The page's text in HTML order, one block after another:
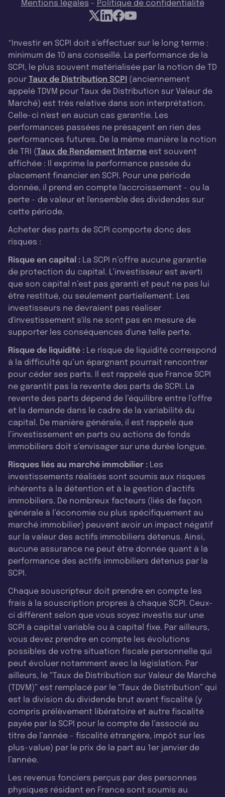
Mentions légales - Politique de confidentialité
*Investir en SCPI doit s’effectuer sur le long terme :
minimum de 10 ans conseillé. La performance de la
SCPI, le plus souvent matérialisée par la notion de TD
pour Taux de Distribution SCPI (anciennement
appelé TDVM pour Taux de Distribution sur Valeur de
Marché) est très relative dans son interprétation.
Celle-ci n'est en aucun cas garantie. Les
performances passées ne présagent en rien des
performances futures. De la même manière la notion
de TRI (Taux de Rendement Interne est souvent
affichée : Il exprime la performance passée du
placement financier en SCPI. Pour une période
donnée, il prend en compte l'accroissement - ou la
perte - de valeur et l'ensemble des dividendes sur
cette période.
Acheter des parts de SCPI comporte donc des
risques :
Risque en capital : La SCPI n’offre aucune garantie
de protection du capital. L’investisseur est averti
que son capital n’est pas garanti et peut ne pas lui
être restitué, ou seulement partiellement. Les
investisseurs ne devraient pas réaliser
d'investissement s'ils ne sont pas en mesure de
supporter les conséquences d'une telle perte.
Risque de liquidité : Le risque de liquidité correspond
à la difficulté qu’un épargnant pourrait rencontrer
pour céder ses parts. Il est rappelé que France SCPI
ne garantit pas la revente des parts de SCPI. La
revente des parts dépend de l’équilibre entre l’offre
et la demande dans le cadre de la variabilité du
capital. De manière générale, il est rappelé que
l’investissement en parts ou actions de fonds
immobiliers doit s’envisager sur une durée longue.
Risques liés au marché immobilier : Les
investissements réalisés sont soumis aux risques
inhérents à la détention et à la gestion d’actifs
immobiliers. De nombreux facteurs (liés de façon
générale à l’économie ou plus spécifiquement au
marché immobilier) peuvent avoir un impact négatif
sur la valeur des actifs immobiliers détenus. Ainsi,
aucune assurance ne peut être donnée quant à la
performance des actifs immobiliers détenus par la
SCPI.
Chaque souscripteur doit prendre en compte les
frais à la souscription propres à chaque SCPI. Ceux-
ci diffèrent selon que vous soyez investis sur une
SCPI à capital variable ou à capital fixe. Par ailleurs,
vous devez prendre en compte les évolutions
possibles de votre situation fiscale personnelle qui
peut évoluer notamment avec la législation. Par
ailleurs, le “Taux de Distribution sur Valeur de Marché
(TDVM)” est remplacé par le “Taux de Distribution” qui
est la division du dividende brut avant fiscalité (y
compris prélèvement libératoire et autre fiscalité
payée par la SCPI pour le compte de l’associé au
titre de l’année - fiscalité étrangère, impôt sur les
plus-value) par le prix de la part au 1er janvier de
l’année.
Les revenus fonciers perçus par des personnes
physiques résidant en France sont soumis au